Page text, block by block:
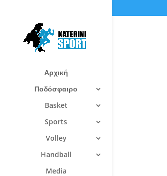
Αρχική
Ποδόσφαιρο
Basket
Sports
Volley
Handball
Media